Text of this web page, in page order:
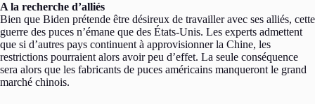
A la recherche d’alliés
Bien que Biden prétende être désireux de travailler avec ses alliés, cette
guerre des puces n’émane que des États-Unis. Les experts admettent
que si d’autres pays continuent à approvisionner la Chine, les
restrictions pourraient alors avoir peu d’effet. La seule conséquence
sera alors que les fabricants de puces américains manqueront le grand
marché chinois.